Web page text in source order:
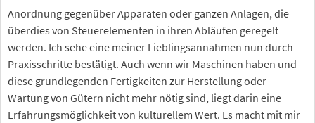
Anordnung gegenüber Apparaten oder ganzen Anlagen, die
überdies von Steuerelementen in ihren Abläufen geregelt
werden. Ich sehe eine meiner Lieblingsannahmen nun durch
Praxisschritte bestätigt. Auch wenn wir Maschinen haben und
diese grundlegenden Fertigkeiten zur Herstellung oder
Wartung von Gütern nicht mehr nötig sind, liegt darin eine
Erfahrungsmöglichkeit von kulturellem Wert. Es macht mit mir